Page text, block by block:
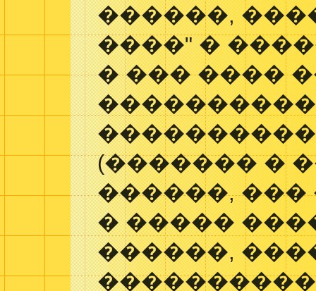
������,
����" �
� ��� ����
(������� �
������,
� �����
������,